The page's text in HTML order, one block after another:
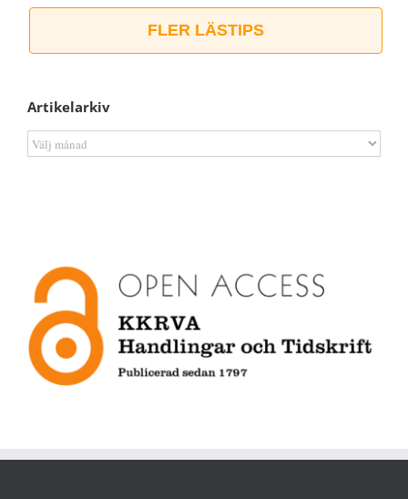
FLER LÄSTIPS
Artikelarkiv
Artikelarkiv